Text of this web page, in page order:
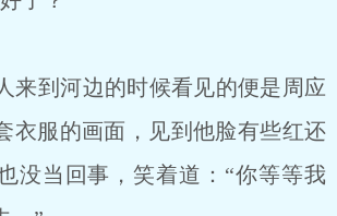
来到河边的时候看见的便是周应
衣服的画面，见到他脸有些红还
没当回事，笑着道：“你等等我